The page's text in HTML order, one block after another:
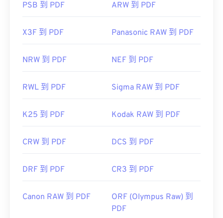
PSB 到 PDF ARW 到 PDF
X3F 到 PDF Panasonic RAW 到 PDF
NRW 到 PDF NEF 到 PDF
RWL 到 PDF Sigma RAW 到 PDF
K25 到 PDF Kodak RAW 到 PDF
CRW 到 PDF DCS 到 PDF
DRF 到 PDF CR3 到 PDF
Canon RAW 到 PDF
ORF (Olympus Raw) 到
PDF